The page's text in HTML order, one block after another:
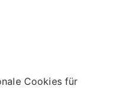
Cookies für